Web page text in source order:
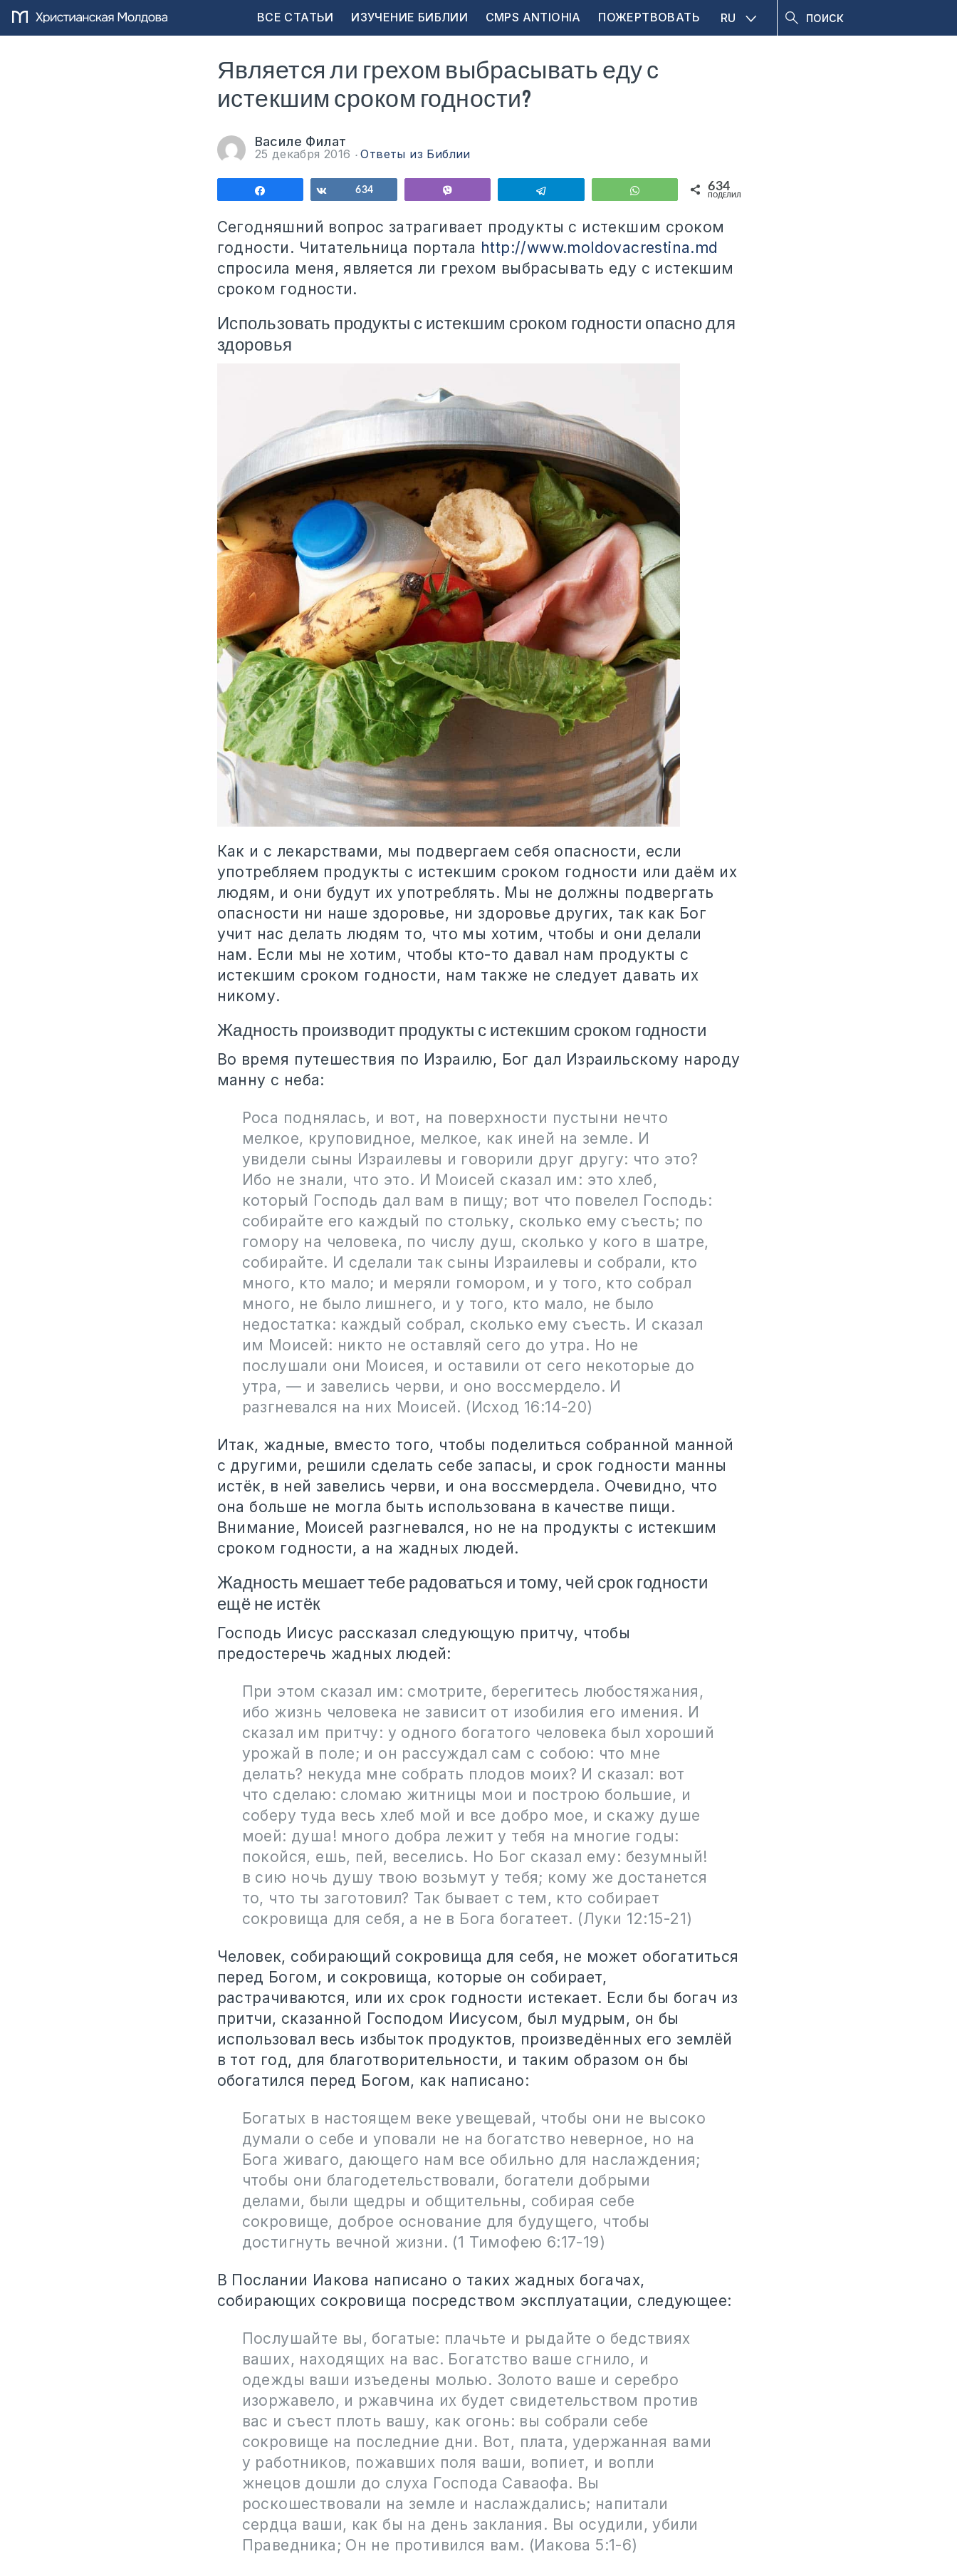
ВСЕ СТАТЬИ ИЗУЧЕНИЕ БИБЛИИ CMPS ANTIOHIA ПОЖЕРТВОВАТЬ RU
Является ли грехом выбрасывать еду с
истекшим сроком годности?
Василе Филат
25 декабря 2016 Ответы из Библии
Поделиться Поделиться
634 WhatsApp 634
ПОДЕЛИЛИСЬ
Сегодняшний вопрос затрагивает продукты с истекшим сроком
годности. Читательница портала http://www.moldovacrestina.md
спросила меня, является ли грехом выбрасывать еду с истекшим
сроком годности.
Использовать продукты с истекшим сроком годности опасно для
здоровья
Как и с лекарствами, мы подвергаем себя опасности, если
употребляем продукты с истекшим сроком годности или даём их
людям, и они будут их употреблять. Мы не должны подвергать
опасности ни наше здоровье, ни здоровье других, так как Бог
учит нас делать людям то, что мы хотим, чтобы и они делали
нам. Если мы не хотим, чтобы кто-то давал нам продукты с
истекшим сроком годности, нам также не следует давать их
никому.
Жадность производит продукты с истекшим сроком годности
Во время путешествия по Израилю, Бог дал Израильскому народу
манну с неба:
Роса поднялась, и вот, на поверхности пустыни нечто
мелкое, круповидное, мелкое, как иней на земле. И
увидели сыны Израилевы и говорили друг другу: что это?
Ибо не знали, что это. И Моисей сказал им: это хлеб,
который Господь дал вам в пищу; вот что повелел Господь:
собирайте его каждый по стольку, сколько ему съесть; по
гомору на человека, по числу душ, сколько у кого в шатре,
собирайте. И сделали так сыны Израилевы и собрали, кто
много, кто мало; и меряли гомором, и у того, кто собрал
много, не было лишнего, и у того, кто мало, не было
недостатка: каждый собрал, сколько ему съесть. И сказал
им Моисей: никто не оставляй сего до утра. Но не
послушали они Моисея, и оставили от сего некоторые до
утра, — и завелись черви, и оно воссмердело. И
разгневался на них Моисей. (Исход 16:14-20)
Итак, жадные, вместо того, чтобы поделиться собранной манной
с другими, решили сделать себе запасы, и срок годности манны
истёк, в ней завелись черви, и она воссмердела. Очевидно, что
она больше не могла быть использована в качестве пищи.
Внимание, Моисей разгневался, но не на продукты с истекшим
сроком годности, а на жадных людей.
Жадность мешает тебе радоваться и тому, чей срок годности
ещё не истёк
Господь Иисус рассказал следующую притчу, чтобы
предостеречь жадных людей:
При этом сказал им: смотрите, берегитесь любостяжания,
ибо жизнь человека не зависит от изобилия его имения. И
сказал им притчу: у одного богатого человека был хороший
урожай в поле; и он рассуждал сам с собою: что мне
делать? некуда мне собрать плодов моих? И сказал: вот
что сделаю: сломаю житницы мои и построю большие, и
соберу туда весь хлеб мой и все добро мое, и скажу душе
моей: душа! много добра лежит у тебя на многие годы:
покойся, ешь, пей, веселись. Но Бог сказал ему: безумный!
в сию ночь душу твою возьмут у тебя; кому же достанется
то, что ты заготовил? Так бывает с тем, кто собирает
сокровища для себя, а не в Бога богатеет. (Луки 12:15-21)
Человек, собирающий сокровища для себя, не может обогатиться
перед Богом, и сокровища, которые он собирает,
растрачиваются, или их срок годности истекает. Если бы богач из
притчи, сказанной Господом Иисусом, был мудрым, он бы
использовал весь избыток продуктов, произведённых его землёй
в тот год, для благотворительности, и таким образом он бы
обогатился перед Богом, как написано:
Богатых в настоящем веке увещевай, чтобы они не высоко
думали о себе и уповали не на богатство неверное, но на
Бога живаго, дающего нам все обильно для наслаждения;
чтобы они благодетельствовали, богатели добрыми
делами, были щедры и общительны, собирая себе
сокровище, доброе основание для будущего, чтобы
достигнуть вечной жизни. (1 Тимофею 6:17-19)
В Послании Иакова написано о таких жадных богачах,
собирающих сокровища посредством эксплуатации, следующее:
Послушайте вы, богатые: плачьте и рыдайте о бедствиях
ваших, находящих на вас. Богатство ваше сгнило, и
одежды ваши изъедены молью. Золото ваше и серебро
изоржавело, и ржавчина их будет свидетельством против
вас и съест плоть вашу, как огонь: вы собрали себе
сокровище на последние дни. Вот, плата, удержанная вами
у работников, пожавших поля ваши, вопиет, и вопли
жнецов дошли до слуха Господа Саваофа. Вы
роскошествовали на земле и наслаждались; напитали
сердца ваши, как бы на день заклания. Вы осудили, убили
Праведника; Он не противился вам. (Иакова 5:1-6)